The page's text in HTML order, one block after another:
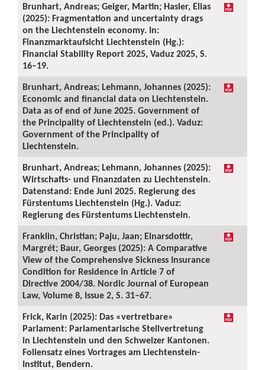
Brunhart, Andreas; Geiger, Martin; Hasler, Elias
(2025): Fragmentation and uncertainty drags
on the Liechtenstein economy. In:
Finanzmarktaufsicht Liechtenstein (Hg.):
Financial Stability Report 2025, Vaduz 2025, S.
16–19.
Brunhart, Andreas; Lehmann, Johannes (2025):
Economic and financial data on Liechtenstein.
Data as of end of June 2025. Government of
the Principality of Liechtenstein (ed.). Vaduz:
Government of the Principality of
Liechtenstein.
Brunhart, Andreas; Lehmann, Johannes (2025):
Wirtschafts- und Finanzdaten zu Liechtenstein.
Datenstand: Ende Juni 2025. Regierung des
Fürstentums Liechtenstein (Hg.). Vaduz:
Regierung des Fürstentums Liechtenstein.
Franklin, Christian; Paju, Jaan; Einarsdottir,
Margrét; Baur, Georges (2025): A Comparative
View of the Comprehensive Sickness Insurance
Condition for Residence in Article 7 of
Directive 2004/38. Nordic Journal of European
Law, Volume 8, Issue 2, S. 31–67.
Frick, Karin (2025): Das «vertretbare»
Parlament: Parlamentarische Stellvertretung
in Liechtenstein und den Schweizer Kantonen.
Foliensatz eines Vortrages am Liechtenstein-
Institut, Bendern.